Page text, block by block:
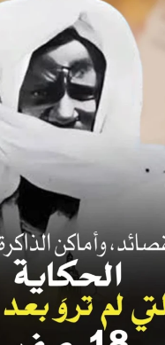
© Copyright 2025, APS